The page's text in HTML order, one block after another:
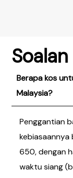
Soalan
Berapa kos
Malaysia?
Penggantian
kebiasaannya
650, dengan
waktu siang